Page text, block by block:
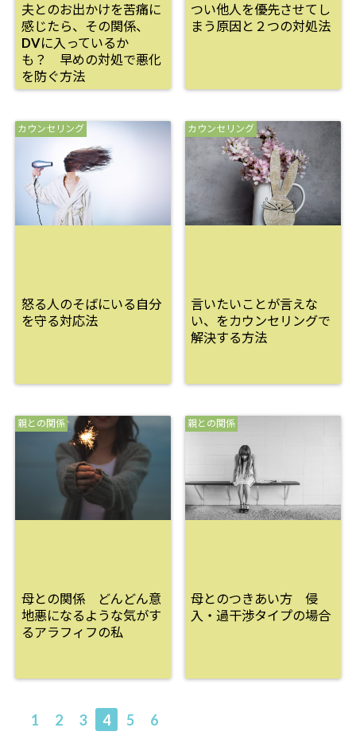
夫とのお出かけを苦痛に
感じたら、その関係、
DVに入っているか
も？ 早めの対処で悪化
を防ぐ方法
つい他人を優先させてし
まう原因と２つの対処法
カウンセリング
怒る人のそばにいる自分
を守る対応法
カウンセリング
言いたいことが言えな
い、をカウンセリングで
解決する方法
親との関係
母との関係 どんどん意
地悪になるような気がす
るアラフィフの私
親との関係
母とのつきあい方 侵
入・過干渉タイプの場合
1 2 3 4 5 6